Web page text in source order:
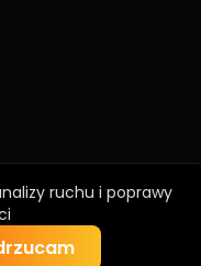
ruchu i poprawy